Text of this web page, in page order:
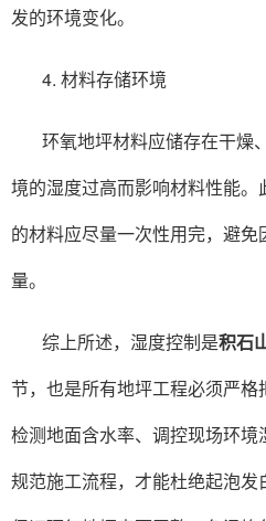
发的环境变化。
4. 材料存储环境
环氧地坪材料应储存在干燥
境的湿度过高而影响材料性能
的材料应尽量一次性用完，避
量。
综上所述，湿度控制是积石
节，也是所有地坪工程必须严
检测地面含水率、调控现场环境
规范施工流程，才能杜绝起泡发